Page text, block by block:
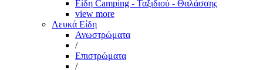
Είδη Camping - Ταξιδιού - Θαλάσσης
view more
Λευκά Είδη
Ανωστρώματα
/
Επιστρώματα
/